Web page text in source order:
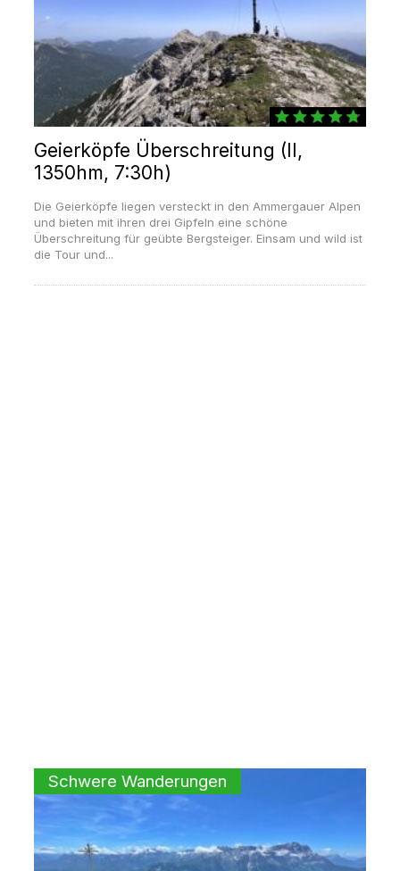
Geierköpfe Überschreitung (II,
1350hm, 7:30h)
Die Geierköpfe liegen versteckt in den Ammergauer Alpen
und bieten mit ihren drei Gipfeln eine schöne
Überschreitung für geübte Bergsteiger. Einsam und wild ist
die Tour und...
Schwere Wanderungen